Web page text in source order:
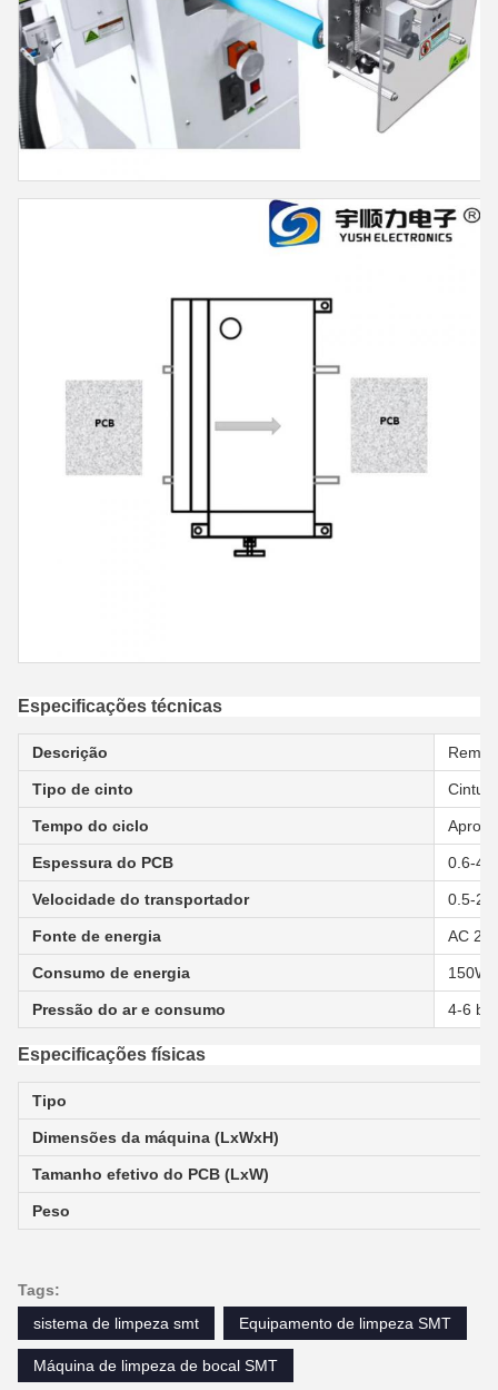
Especificações técnicas
Descrição
Tipo de cinto
Tempo do ciclo
Espessura do PCB 0.6-
Velocidade do transportador 0.5-
Fonte de energia AC
Consumo de energia 150W
Pressão do ar e consumo 4-6
Especificações físicas
Tipo
Dimensões da máquina (LxWxH)
Tamanho efetivo do PCB (LxW)
Peso
Tags:
sistema de limpeza smt
Equipamento de limpeza SMT
Máquina de limpeza de bocal SMT